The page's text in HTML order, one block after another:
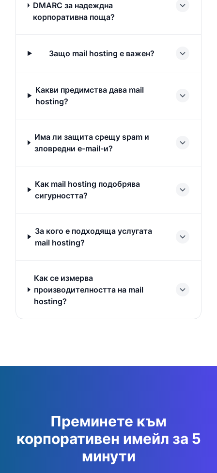
DMARC за надеждна
корпоративна поща?
Защо mail hosting е важен?
Какви предимства дава mail
hosting?
Има ли защита срещу spam и
зловредни e-mail-и?
Как mail hosting подобрява
сигурността?
За кого е подходяща услугата
mail hosting?
Как се измерва
производителността на mail
hosting?
Преминете към
корпоративен имейл за 5
минути